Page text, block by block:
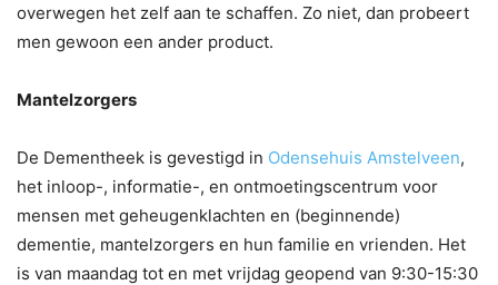
overwegen het zelf aan te schaffen. Zo niet, dan probeert
men gewoon een ander product.
Mantelzorgers
De Dementheek is gevestigd in Odensehuis Amstelveen,
het inloop-, informatie-, en ontmoetingscentrum voor
mensen met geheugenklachten en (beginnende)
dementie, mantelzorgers en hun familie en vrienden. Het
is van maandag tot en met vrijdag geopend van 9:30-15:30